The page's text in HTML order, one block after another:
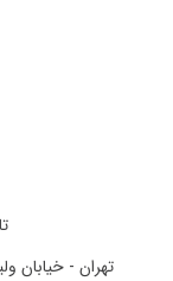
تهران - خیابان